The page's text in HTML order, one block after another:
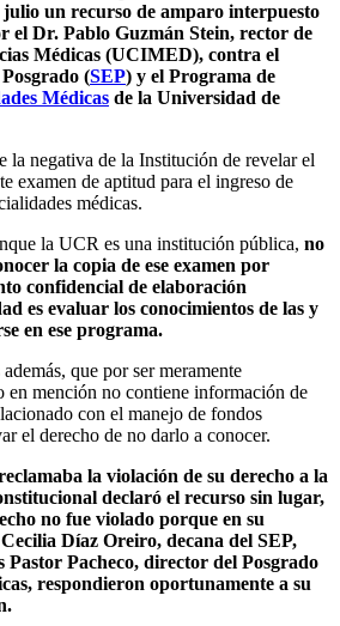
julio un recurso de amparo interpuesto
el Dr. Pablo Guzmán Stein, rector de
Médicas (UCIMED), contra el
(SEP) y el Programa de
Médicas de la Universidad de
la negativa de la Institución de revelar el
examen de aptitud para el ingreso de
médicas.
la UCR es una institución pública, no
la copia de ese examen por
confidencial de elaboración
es evaluar los conocimientos de las y
en ese programa.
que por ser meramente
en mención no contiene información de
con el manejo de fondos
el derecho de no darlo a conocer.
la violación de su derecho a la
declaró el recurso sin lugar,
no fue violado porque en su
Díaz Oreiro, decana del SEP,
Pacheco, director del Posgrado
respondieron oportunamente a su